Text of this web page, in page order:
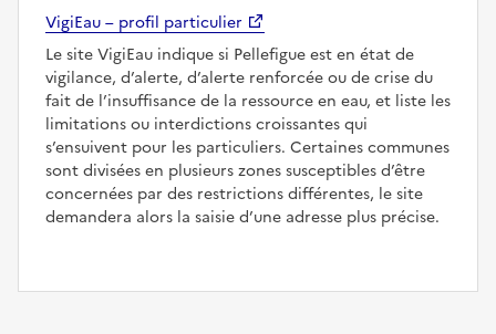
VigiEau – profil particulier
Le site VigiEau indique si Pellefigue est en état de
vigilance, d’alerte, d’alerte renforcée ou de crise du
fait de l’insuffisance de la ressource en eau, et liste les
limitations ou interdictions croissantes qui
s’ensuivent pour les particuliers. Certaines communes
sont divisées en plusieurs zones susceptibles d’être
concernées par des restrictions différentes, le site
demandera alors la saisie d’une adresse plus précise.